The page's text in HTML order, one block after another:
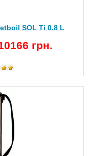
SOL Ti 0.8 L
грн.